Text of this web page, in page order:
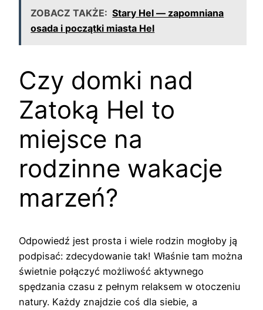
ZOBACZ TAKŻE: Stary Hel — zapomniana
osada i początki miasta Hel
Czy domki nad
Zatoką Hel to
miejsce na
rodzinne wakacje
marzeń?
Odpowiedź jest prosta i wiele rodzin mogłoby ją
podpisać: zdecydowanie tak! Właśnie tam można
świetnie połączyć możliwość aktywnego
spędzania czasu z pełnym relaksem w otoczeniu
natury. Każdy znajdzie coś dla siebie, a